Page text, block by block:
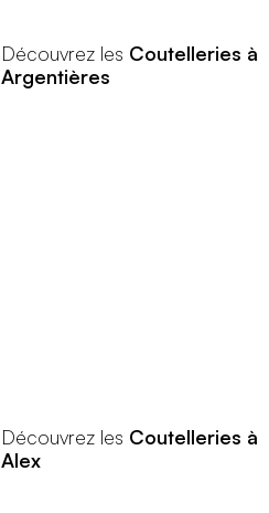
Découvrez les Coutelleries à
Argentières
Découvrez les Coutelleries à
Alex